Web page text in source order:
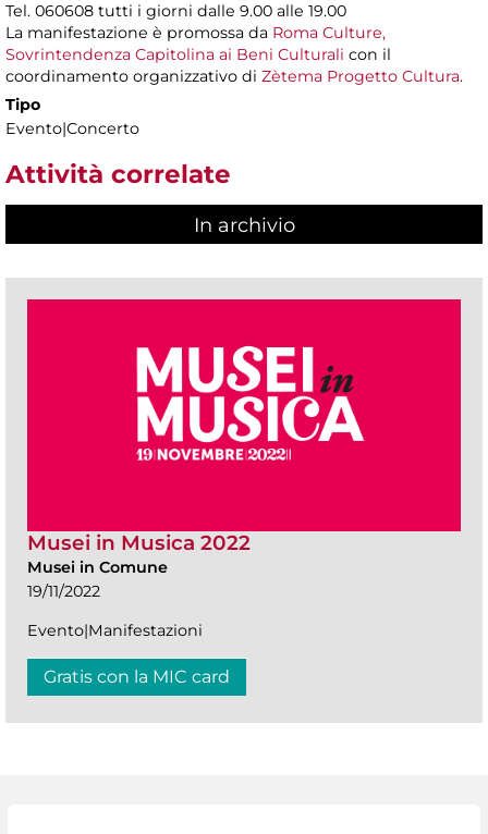
Tel. 060608 tutti i giorni dalle 9.00 alle 19.00
La manifestazione è promossa da Roma Culture,
Sovrintendenza Capitolina ai Beni Culturali con il
coordinamento organizzativo di Zètema Progetto Cultura.
Tipo
Evento|Concerto
Attività correlate
In archivio
Musei in Musica 2022
Musei in Comune
19/11/2022
Evento|Manifestazioni
Gratis con la MIC card